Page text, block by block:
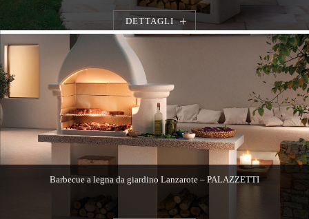
DETTAGLI
Barbecue a legna da giardino Lanzarote – PALAZZETTI